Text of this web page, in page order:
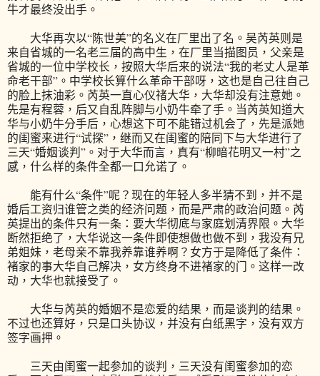
牛才最终没出手。
大华再次以“陈世美”的名义在厂里出了名。吴芮英则是
来自省城的一名老三届的高中生，在厂里当描图员，父亲是
省城的一位中学校长，按照大华后来的说法“我的老丈人是革
命老干部”。中学校长算什么革命干部呀，这也是自己往自己
的脸上抹油彩。芮英一直心仪禇大华，大华却没有注意她。
先是有程蓉，后又自乱阵脚与小奶牛牵了手。当芮英知道大
华与小奶牛分手后，心想这下可不能错过机会了，先是派她
的闺蜜来进行“试探”，继而又在闺蜜的陪同下与大华进行了
三天“婚姻谈判”。对于大华而言，真有“柳暗花明又一村”之
感，什么样的条件全都一口允诺了。
能有什么“条件”呢？现在的年轻人多半猜不到，并不是
婚后工资归谁管之类的经济问题，而是严肃的政治问题。芮
英提出的条件只有一条：要大华彻底与家庭划清界限。大华
断然拒绝了，大华说这一条件即使想做也做不到，我没有兄
弟姐妹，老母亲不靠我养靠谁养啊？女方于是降低了条件：
褚家的事大华自己解决，女方终身不进褚家的门。这样一改
动，大华也就接受了。
大华与芮英的婚姻不是恋爱的结果，而是谈判的结果。
不过也还算好，只是口头协议，并没有白纸黑字，没有双方
签字画押。
三天由闺蜜一起参加的谈判，三天没有闺蜜参加的恋